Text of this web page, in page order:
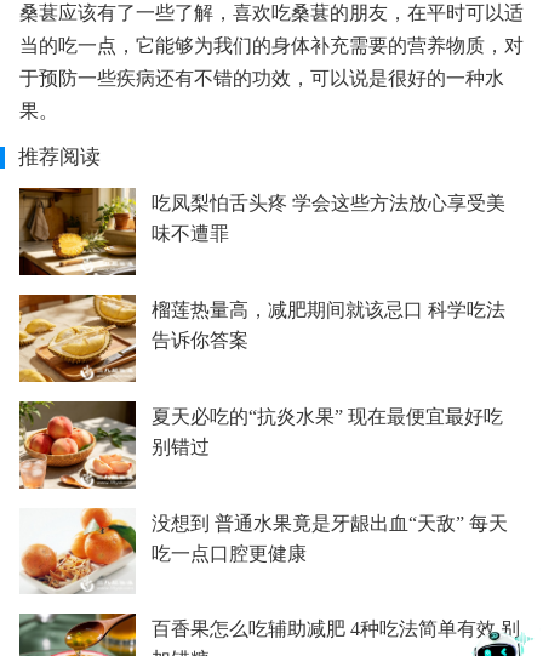
桑葚应该有了一些了解，喜欢吃桑葚的朋友，在平时可以适
当的吃一点，它能够为我们的身体补充需要的营养物质，对
于预防一些疾病还有不错的功效，可以说是很好的一种水
果。
推荐阅读
吃凤梨怕舌头疼 学会这些方法放心享受美
味不遭罪
榴莲热量高，减肥期间就该忌口 科学吃法
告诉你答案
夏天必吃的“抗炎水果” 现在最便宜最好吃
别错过
没想到 普通水果竟是牙龈出血“天敌” 每天
吃一点口腔更健康
百香果怎么吃辅助减肥 4种吃法简单有效 别